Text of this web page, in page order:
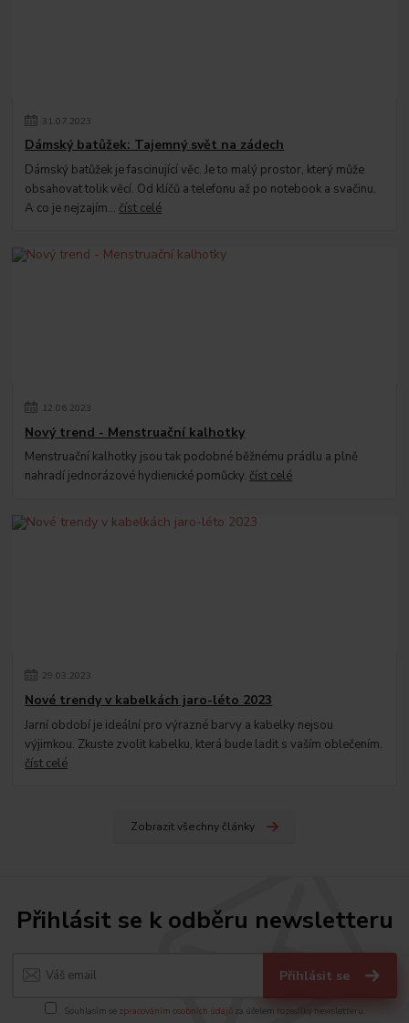
31.07.2023
Dámský batůžek: Tajemný svět na zádech
Dámský batůžek je fascinující věc. Je to malý prostor, který může
obsahovat tolik věcí. Od klíčů a telefonu až po notebook a svačinu.
A co je nejzajím... číst celé
12.06.2023
Nový trend - Menstruační kalhotky
Menstruační kalhotky jsou tak podobné běžnému prádlu a plně
nahradí jednorázové hydienické pomůcky. číst celé
29.03.2023
Nové trendy v kabelkách jaro-léto 2023
Jarní období je ideální pro výrazné barvy a kabelky nejsou
výjimkou. Zkuste zvolit kabelku, která bude ladit s vaším oblečením.
číst celé
Zobrazit všechny články
Přihlásit se k odběru newsletteru
Přihlásit se
Souhlasím se zpracováním osobních údajů za účelem rozesílky newsletteru.